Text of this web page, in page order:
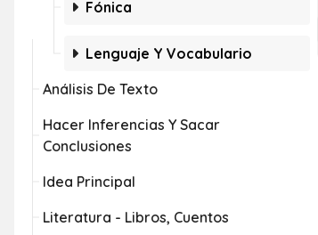
Fónica
Lenguaje Y Vocabulario
Análisis De Texto
Hacer Inferencias Y Sacar
Conclusiones
Idea Principal
Literatura - Libros, Cuentos